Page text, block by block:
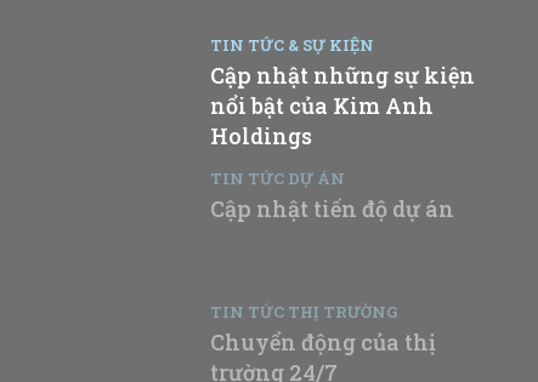
TIN TỨC & SỰ KIỆN
Cập nhật những sự kiện
nổi bật của Kim Anh
Holdings
TIN TỨC DỰ ÁN
Cập nhật tiến độ dự án
TIN TỨC THỊ TRƯỜNG
Chuyển động của thị
trường 24/7